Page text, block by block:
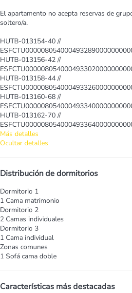
El apartamento no acepta reservas de
soltero/a.
HUTB-013154-40 //
HUTB-013156-42 //
HUTB-013158-44 //
HUTB-013160-68 //
HUTB-013162-70 //
Más detalles
Ocultar detalles
Distribución de dormitorios
Dormitorio 1
1 Cama matrimonio
Dormitorio 2
2 Camas individuales
Dormitorio 3
1 Cama individual
Zonas comunes
1 Sofá cama doble
Características más destacadas